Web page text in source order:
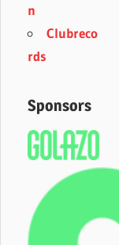
n
Clubreco
rds
Sponsors